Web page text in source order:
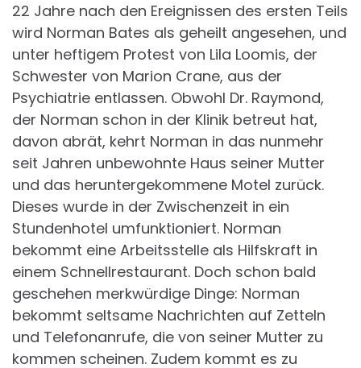
22 Jahre nach den Ereignissen des ersten Teils
wird Norman Bates als geheilt angesehen, und
unter heftigem Protest von Lila Loomis, der
Schwester von Marion Crane, aus der
Psychiatrie entlassen. Obwohl Dr. Raymond,
der Norman schon in der Klinik betreut hat,
davon abrät, kehrt Norman in das nunmehr
seit Jahren unbewohnte Haus seiner Mutter
und das heruntergekommene Motel zurück.
Dieses wurde in der Zwischenzeit in ein
Stundenhotel umfunktioniert. Norman
bekommt eine Arbeitsstelle als Hilfskraft in
einem Schnellrestaurant. Doch schon bald
geschehen merkwürdige Dinge: Norman
bekommt seltsame Nachrichten auf Zetteln
und Telefonanrufe, die von seiner Mutter zu
kommen scheinen. Zudem kommt es zu